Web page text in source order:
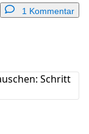
1 Kommentar